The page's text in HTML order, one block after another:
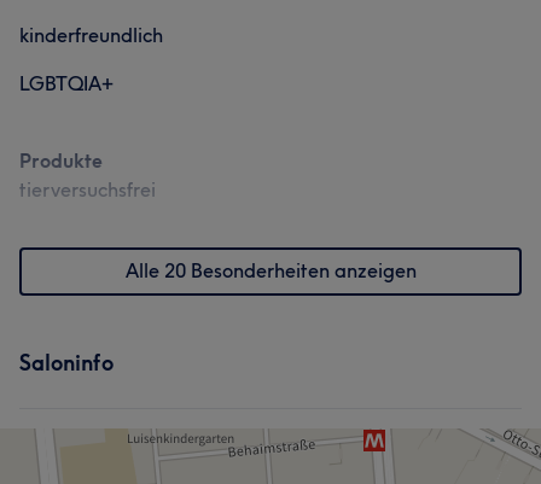
kinderfreundlich
LGBTQIA+
Produkte
tierversuchsfrei
Alle 20 Besonderheiten anzeigen
Saloninfo